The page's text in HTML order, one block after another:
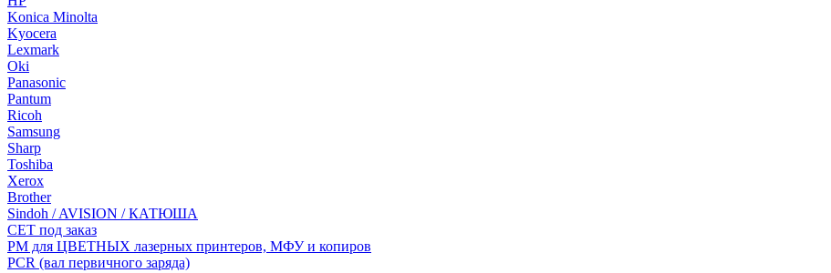
Konica Minolta
Kyocera
Lexmark
Oki
Panasonic
Pantum
Ricoh
Samsung
Sharp
Toshiba
Xerox
Brother
Sindoh / AVISION / КАТЮША
CET под заказ
РМ для ЦВЕТНЫХ лазерных принтеров, МФУ и копиров
PCR (вал первичного заряда)